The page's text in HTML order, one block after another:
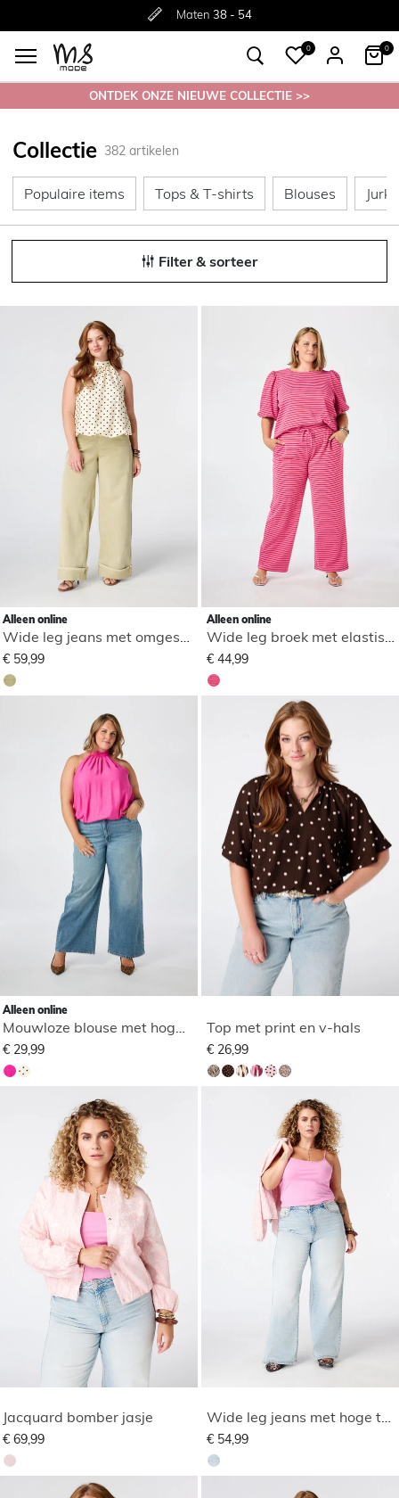
Gratisverzending*
Maten 38 - 54
Gratisretourneren in de winkel
0 0
ONTDEK ONZE NIEUWE COLLECTIE >>
Collectie 382 artikelen
Populaire items Populaire items
Tops & T-shirts Tops & T-shirts
Blouses Blouses
Filter & sorteer
Alleen online
Wide leg jeans met omgeslagen pijpen
€ 59,99
Alleen online
Wide leg broek met elastische taille
€ 44,99
Alleen online
€ 29,99
Top met print en v-hals
€ 26,99
Jacquard bomber jasje
€ 69,99
Wide leg jeans met hoge taille
€ 54,99